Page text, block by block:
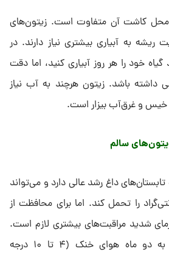
محل کاشت آن متفاوت است. زیتون‌های
ریشه به آبیاری بیشتری نیاز دارند. در
گیاه خود را هر روز آبیاری کنید، اما دقت
داشته باشد. زیتون هرچند به آب نیاز
خیس و غرق‌آب بیزار است.
سالم
داغ رشد عالی دارد و می‌تواند
درجه سانتی‌گراد را تحمل کند. اما برای محافظت از
شدید مراقبت‌های بیشتری لازم است.
زیتون برای تولید میوه به دو ماه هوای خنک (۴ تا ۱۰ درجه